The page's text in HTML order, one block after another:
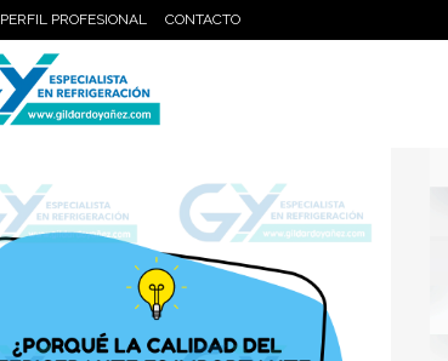
PERFIL PROFESIONAL CONTACTO